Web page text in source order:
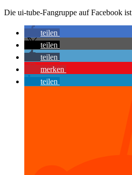
Die ui-tube-Fangruppe auf Facebook ist
teilen
teilen
teilen
merken
teilen